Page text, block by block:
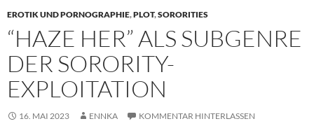
EROTIK UND PORNOGRAPHIE,PLOT,SORORITIES
“HAZE HER” ALS SUBGENRE
DER SORORITY-
EXPLOITATION
16. MAI 2023 ENNKA KOMMENTAR HINTERLASSEN